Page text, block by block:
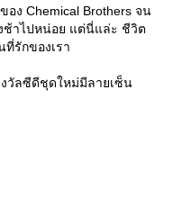
ง Chemical Brothers จน
ช้าไปหน่อย แต่นี่แล่ะ ชีวิต
รักของเรา
วัลซีดีชุดใหม่มีลายเซ็น